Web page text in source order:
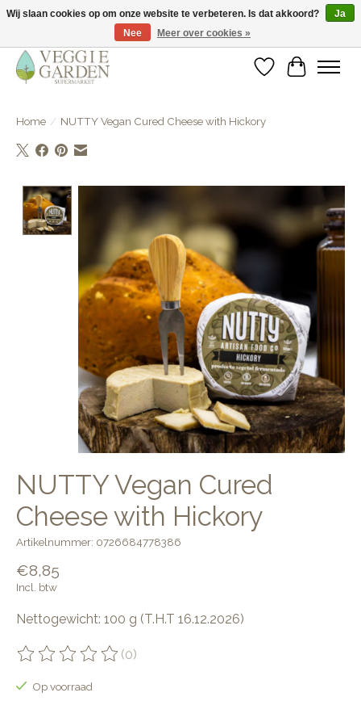
vegan & veggie products | free store pick-up
Verlanglijst
Home / NUTTY Vegan Cured Cheese with Hickory
NUTTY Vegan Cured
Cheese with Hickory
Artikelnummer: 0726684778386
€8,85
Incl. btw
Nettogewicht: 100 g (T.H.T 16.12.2026)
De beoordeling van dit product is
(0)
Op voorraad
Wij slaan cookies op om onze website te verbeteren. Is dat akkoord?
Ja
Nee
Meer over cookies »